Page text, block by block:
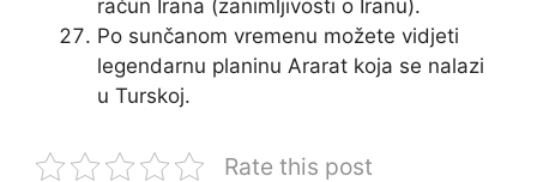
račun Irana (zanimljivosti o Iranu).
Po sunčanom vremenu možete vidjeti
legendarnu planinu Ararat koja se nalazi
u Turskoj.
Rate this post